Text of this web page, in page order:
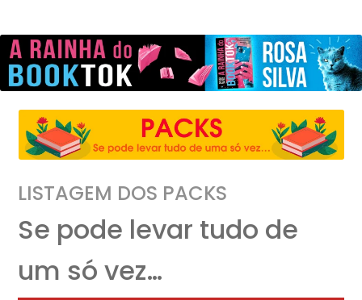
LISTAGEM DOS PACKS
Se pode levar tudo de
um só vez…